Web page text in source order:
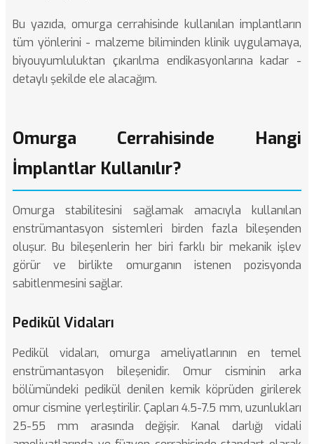
Bu yazıda, omurga cerrahisinde kullanılan implantların
tüm yönlerini - malzeme biliminden klinik uygulamaya,
biyouyumluluktan çıkarılma endikasyonlarına kadar -
detaylı şekilde ele alacağım.
Omurga Cerrahisinde Hangi
İmplantlar Kullanılır?
Omurga stabilitesini sağlamak amacıyla kullanılan
enstrümantasyon sistemleri birden fazla bileşenden
oluşur. Bu bileşenlerin her biri farklı bir mekanik işlev
görür ve birlikte omurganın istenen pozisyonda
sabitlenmesini sağlar.
Pedikül Vidaları
Pedikül vidaları, omurga ameliyatlarının en temel
enstrümantasyon bileşenidir. Omur cisminin arka
bölümündeki pedikül denilen kemik köprüden girilerek
omur cismine yerleştirilir. Çapları 4.5-7.5 mm, uzunlukları
25-55 mm arasında değişir.Kanal darlığı vidali